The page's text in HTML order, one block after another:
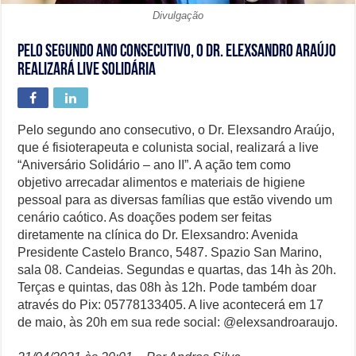
Divulgação
Pelo segundo ano consecutivo, o Dr. Elexsandro Araújo
realizará live solidária
Pelo segundo ano consecutivo, o Dr. Elexsandro Araújo,
que é fisioterapeuta e colunista social, realizará a live
“Aniversário Solidário – ano II”. A ação tem como
objetivo arrecadar alimentos e materiais de higiene
pessoal para as diversas famílias que estão vivendo um
cenário caótico. As doações podem ser feitas
diretamente na clínica do Dr. Elexsandro: Avenida
Presidente Castelo Branco, 5487. Spazio San Marino,
sala 08. Candeias. Segundas e quartas, das 14h às 20h.
Terças e quintas, das 08h às 12h. Pode também doar
através do Pix: 05778133405. A live acontecerá em 17
de maio, às 20h em sua rede social: @elexsandroaraujo.